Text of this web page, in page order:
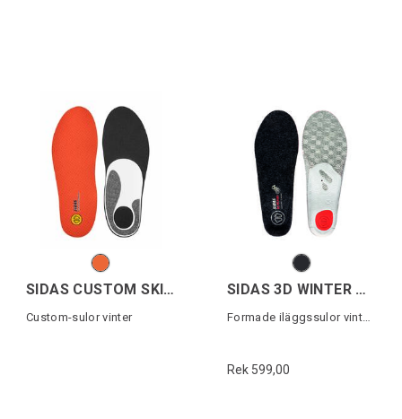
SIDAS CUSTOM SKI TOURING
Custom-sulor vinter
SIDAS 3D WINTER MERINO
Formade iläggssulor vintersport
Rek 599,00